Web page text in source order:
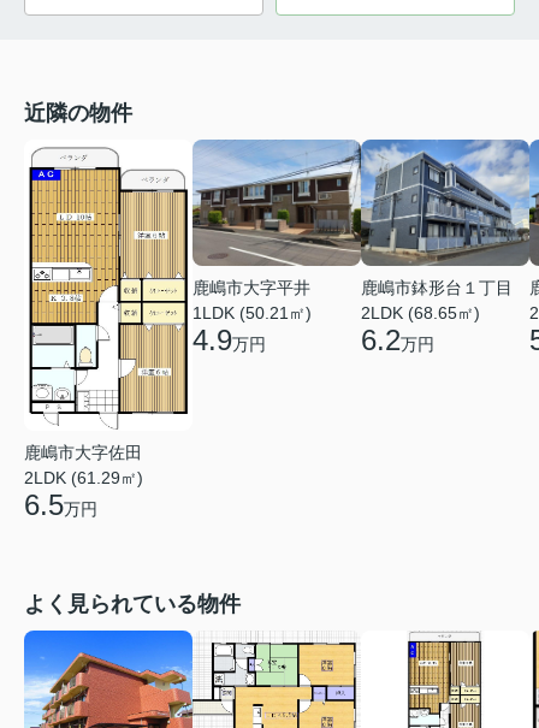
近隣の物件
鹿嶋市大字佐田
2LDK (61.29㎡)
6.5万円
鹿嶋市大字平井
1LDK (50.21㎡)
4.9万円
鹿嶋市鉢形台１丁目
2LDK (68.65㎡)
6.2万円
よく見られている物件